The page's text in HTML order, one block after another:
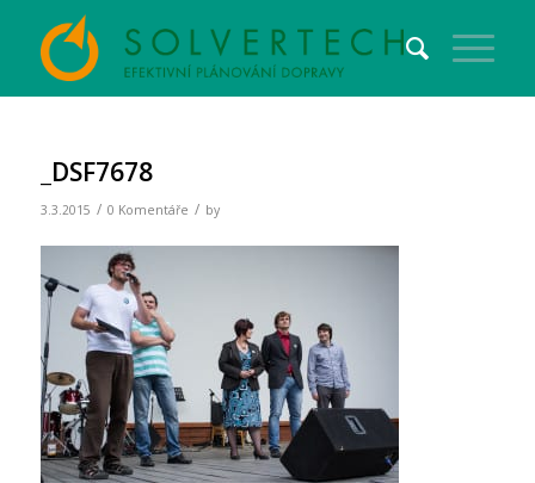
_DSF7678
3.3.2015 / 0 Komentáře / by